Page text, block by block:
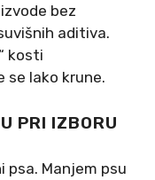
bez
aditiva.
kosti
se lako krune.
PRI IZBORU
psa. Manjem psu